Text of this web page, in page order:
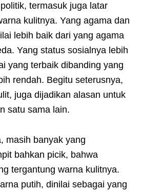
termasuk juga latar
kulitnya. Yang agama dan
lebih baik dari yang agama
Yang status sosialnya lebih
yang terbaik dibanding yang
rendah. Begitu seterusnya,
juga dijadikan alasan untuk
satu sama lain.
masih banyak yang
bahkan picik, bahwa
tergantung warna kulitnya.
putih, dinilai sebagai yang